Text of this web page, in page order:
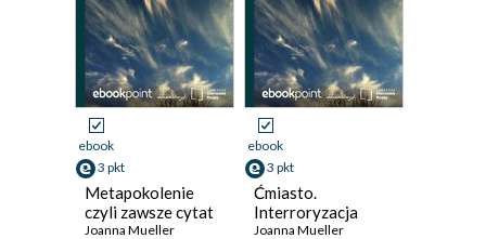
ebook
3 pkt
Metapokolenie
czyli zawsze cytat
Joanna Mueller
ebook
3 pkt
Ćmiasto.
Interroryzacja
Joanna Mueller